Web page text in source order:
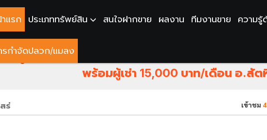
แรก ประเภททรัพย์สิน สนใจฝากขาย ผลงาน ทีมงานขาย ความรู้
รกำจัดปลวก/แมลง
โดหรูติดชายหาดทะเล ในเมืองท่องเที่ยว ห้องใหญ่
พร้อมผู้เช่า 15,000 บาท/เดือน อ.สัต
ร่ เข้าชม